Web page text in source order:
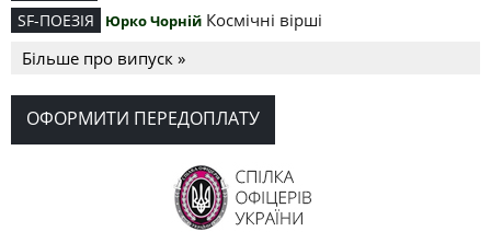
SF-ПОЕЗІЯ Юрко Чорній Космічні вірші
Більше про випуск »
ОФОРМИТИ ПЕРЕДОПЛАТУ